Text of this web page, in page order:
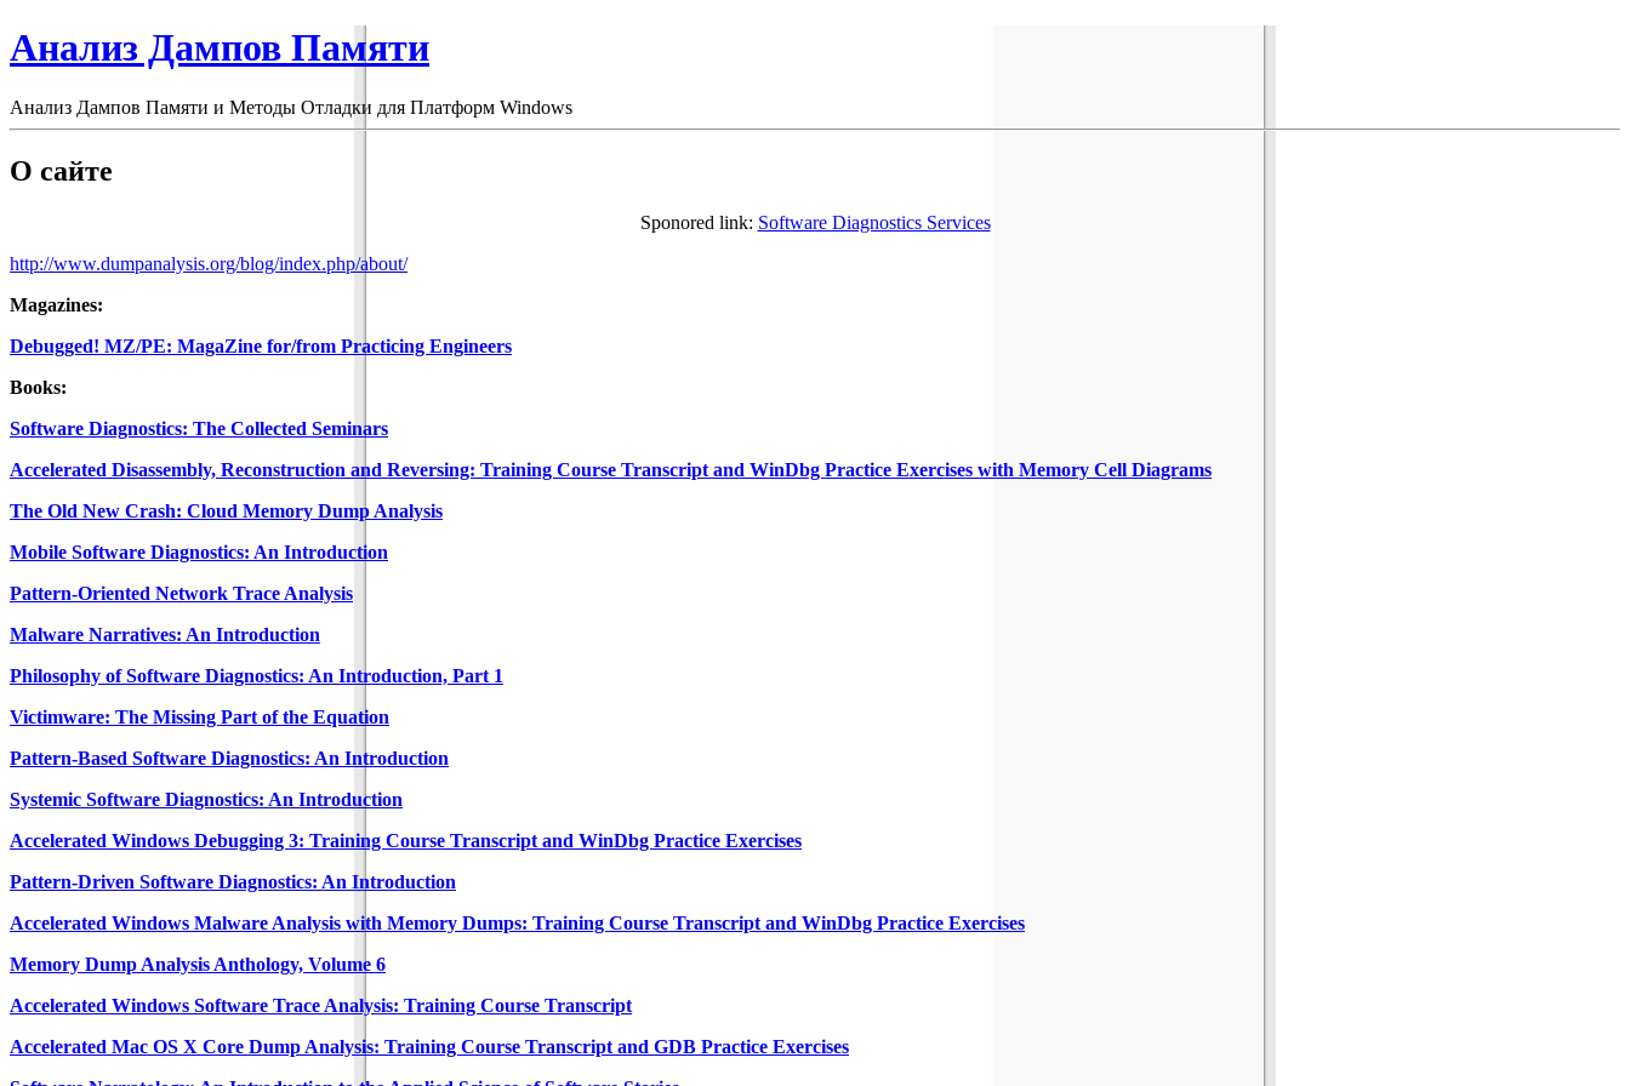
Анализ Дампов Памяти
Анализ Дампов Памяти и Методы Отладки для Платформ Windows
О сайте
Sponored link: Software Diagnostics Services
http://www.dumpanalysis.org/blog/index.php/about/
Magazines:
Debugged! MZ/PE: MagaZine for/from Practicing Engineers
Books:
Software Diagnostics: The Collected Seminars
Accelerated Disassembly, Reconstruction and Reversing: Training Course Transcript and WinDbg Practice Exercises with Memory Cell Diagrams
The Old New Crash: Cloud Memory Dump Analysis
Mobile Software Diagnostics: An Introduction
Pattern-Oriented Network Trace Analysis
Malware Narratives: An Introduction
Philosophy of Software Diagnostics: An Introduction, Part 1
Victimware: The Missing Part of the Equation
Pattern-Based Software Diagnostics: An Introduction
Systemic Software Diagnostics: An Introduction
Accelerated Windows Debugging 3: Training Course Transcript and WinDbg Practice Exercises
Pattern-Driven Software Diagnostics: An Introduction
Accelerated Windows Malware Analysis with Memory Dumps: Training Course Transcript and WinDbg Practice Exercises
Memory Dump Analysis Anthology, Volume 6
Accelerated Windows Software Trace Analysis: Training Course Transcript
Accelerated Mac OS X Core Dump Analysis: Training Course Transcript and GDB Practice Exercises